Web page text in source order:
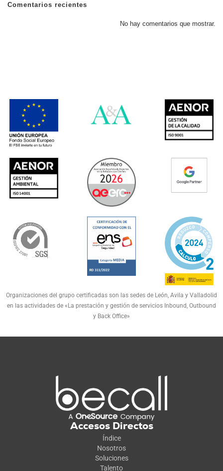
Comentarios recientes
No hay comentarios que mostrar.
Organizaciones del grupo certificadas son las sedes de León, Avila y Valladolid
en las actividades de «La prestación y gestión de servicios Inbound, Outbound
y Back Office»
Accesos Directos
Índice
Nosotros
Soluciones
Talento